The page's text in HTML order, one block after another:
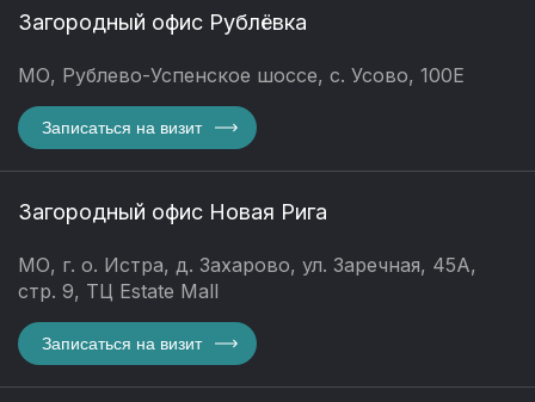
Загородный офис Рублёвка
МО, Рублево-Успенское шоссе, с. Усово, 100Е
Записаться на визит
Загородный офис Новая Рига
МО, г. о. Истра, д. Захарово, ул. Заречная, 45А,
стр. 9, ТЦ Estate Mall
Записаться на визит